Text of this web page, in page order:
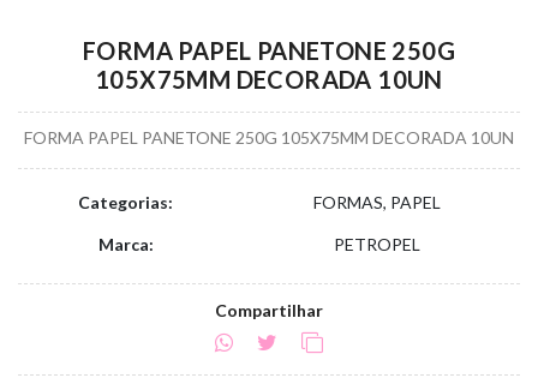
FORMA PAPEL PANETONE 250G
105X75MM DECORADA 10UN
FORMA PAPEL PANETONE 250G 105X75MM DECORADA 10UN
Categorias: FORMAS, PAPEL
Marca: PETROPEL
Compartilhar